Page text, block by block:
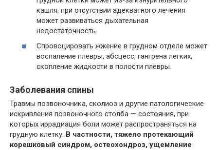
кашля, при отсутствии адекватного лечения
может развиваться дыхательная
недостаточность.
Спровоцировать жжение в грудном отделе может
воспаление плевры, абсцесс, гангрена легких,
скопление жидкости в полости плевры.
Заболевания спины
Травмы позвоночника, сколиоз и другие патологические
искривления позвоночного столба — состояния, при
которых иррадиация боли может распространяться на
грудную клетку. В частности, тяжело протекающий
корешковый синдром, остеохондроз, ущемление